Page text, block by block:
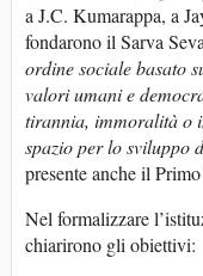
a J.C. Kumarappa, a
fondarono il Sarva
ordine sociale basato
valori umani e
tirannia, immoralità o
spazio per lo sviluppo
presente anche il
Nel formalizzare
chiarirono gli obiettivi: